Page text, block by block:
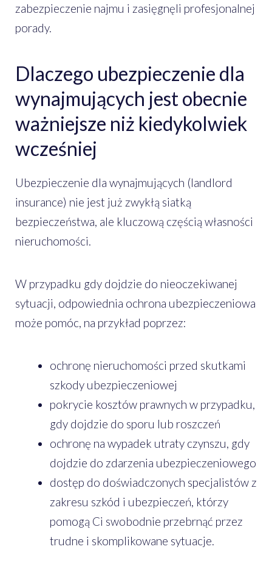
zabezpieczenie najmu i zasięgnęli profesjonalnej
porady.
Dlaczego ubezpieczenie dla
wynajmujących jest obecnie
ważniejsze niż kiedykolwiek
wcześniej
Ubezpieczenie dla wynajmujących (landlord
insurance) nie jest już zwykłą siatką
bezpieczeństwa, ale kluczową częścią własności
nieruchomości.
W przypadku gdy dojdzie do nieoczekiwanej
sytuacji, odpowiednia ochrona ubezpieczeniowa
może pomóc, na przykład poprzez:
ochronę nieruchomości przed skutkami
szkody ubezpieczeniowej
pokrycie kosztów prawnych w przypadku,
gdy dojdzie do sporu lub roszczeń
ochronę na wypadek utraty czynszu, gdy
dojdzie do zdarzenia ubezpieczeniowego
dostęp do doświadczonych specjalistów z
zakresu szkód i ubezpieczeń, którzy
pomogą Ci swobodnie przebrnąć przez
trudne i skomplikowane sytuacje.